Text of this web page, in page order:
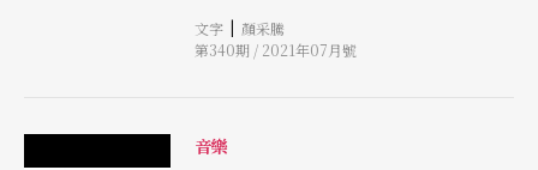
是我個人沒聽過的當代合唱曲目，像是芬蘭的J.
Mntyjrvi、P. Kostiainen、J. Linkola等作曲家，他
們的作品好陌生但又好好聽，頗是意外的收穫。
然在《中南美彌撒》的器樂伴奏上，精簡了作曲家
文字 | 顏采騰
第340期 / 2021年07月號
音樂